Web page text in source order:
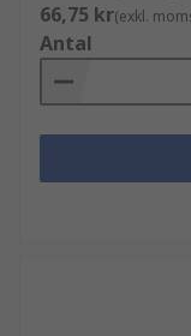
66,75 kr(exkl.
Antal